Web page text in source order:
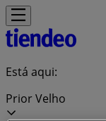
Está aqui:
Prior Velho